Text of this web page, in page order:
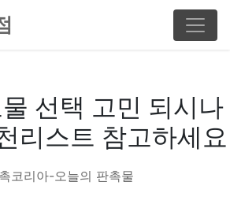
선택 고민 되시나
리스트 참고하세요